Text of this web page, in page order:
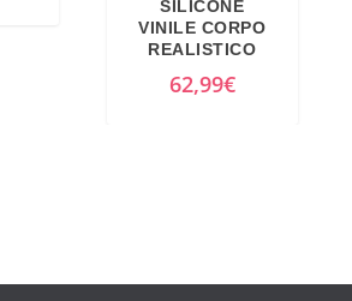
SILICONE
VINILE CORPO
REALISTICO
62,99€